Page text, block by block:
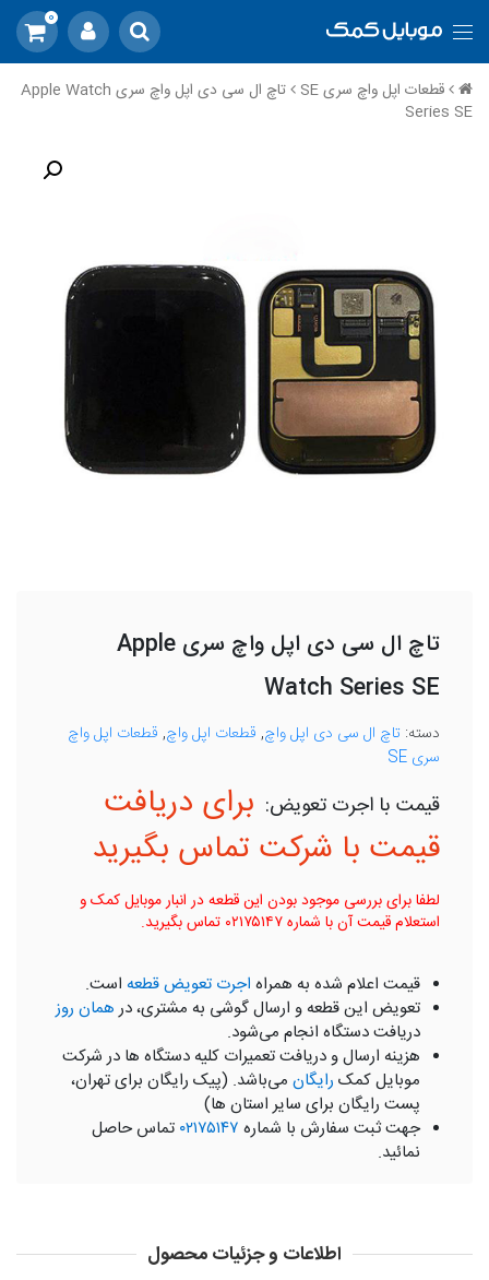
0
قطعات اپل واچ سری SE
تاچ ال سی دی اپل واچ سری Apple Watch
Series SE
تاچ ال سی دی اپل واچ سری Apple
Watch Series SE
دسته: تاچ ال سی دی اپل واچ, قطعات اپل واچ, قطعات اپل واچ
سری SE
برای دریافت
قیمت با شرکت تماس بگیرید
لطفا برای بررسی موجود بودن این قطعه در انبار موبایل کمک و
استعلام قیمت آن با شماره ۰۲۱۷۵۱۴۷ تماس بگیرید.
قیمت اعلام شده به همراه اجرت تعویض قطعه است.
تعویض این قطعه و ارسال گوشی به مشتری، درهمان روز
دریافت دستگاه انجام می‌شود.
هزینه ارسال و دریافت تعمیرات کلیه دستگاه ها در شرکت
موبایل کمک رایگان می‌باشد. (پیک رایگان برای تهران،
پست رایگان برای سایر استان ها)
جهت ثبت سفارش با شماره ۰۲۱۷۵۱۴۷ تماس حاصل
نمائید.
اطلاعات و جزئیات محصول